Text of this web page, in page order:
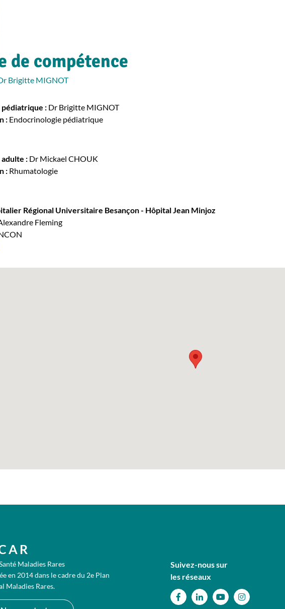
de compétence
Brigitte MIGNOT
pédiatrique :Dr Brigitte MIGNOT
:Endocrinologie pédiatrique
adulte :Dr Mickael CHOUK
:Rhumatologie
Régional Universitaire Besançon - Hôpital Jean Minjoz
Fleming
Maladies Rares
en 2014 dans le cadre du 2e Plan
Maladies Rares.
Suivez-nous sur
les réseaux